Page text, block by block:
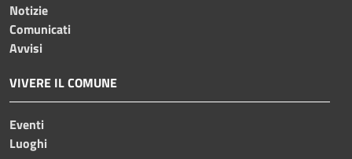
Notizie
Comunicati
Avvisi
VIVERE IL COMUNE
Eventi
Luoghi